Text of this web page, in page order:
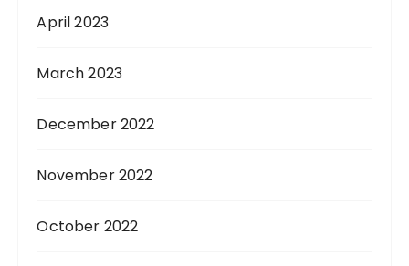
April 2023
March 2023
December 2022
November 2022
October 2022